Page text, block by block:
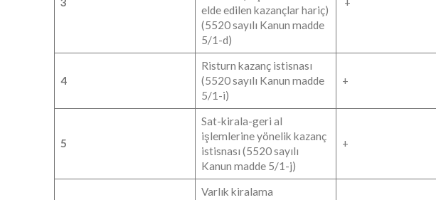
elde edilen kazançlar hariç)
(5520 sayılı Kanun madde
5/1-d)
4
Risturn kazanç istisnası
(5520 sayılı Kanun madde
5/1-i)
+
5
Sat-kirala-geri al
işlemlerine yönelik kazanç
istisnası (5520 sayılı
Kanun madde 5/1-j)
+
Varlık kiralama